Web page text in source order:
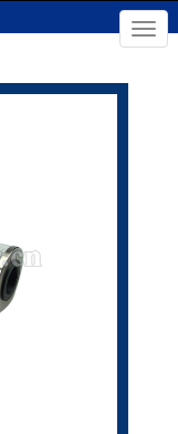
切
换
导
×